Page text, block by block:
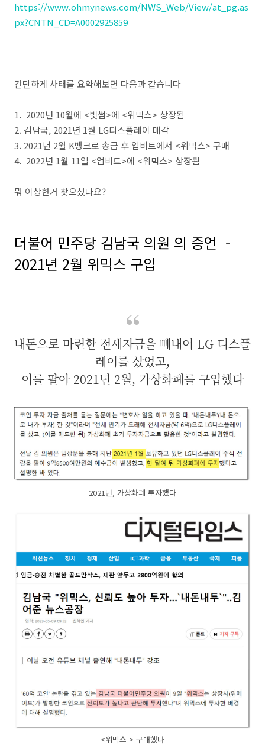
https://www.ohmynews.com/NWS_Web/View/at_pg.as
px?CNTN_CD=A0002925859
간단하게 사태를 요약해보면 다음과 같습니다
1. 2020년 10월에 <빗썸>에 <위믹스> 상장됨
2. 김남국, 2021년 1월 LG디스플레이 매각
3. 2021년 2월 K뱅크로 송금 후 업비트에서 <위믹스> 구매
4. 2022년 1월 11일 <업비트>에 <위믹스> 상장됨
뭐 이상한거 찾으셨나요?
더불어 민주당 김남국 의원 의 증언 -
2021년 2월 위믹스 구입
내돈으로 마련한 전세자금을 빼내어 LG 디스플
레이를 샀었고,
이를 팔아 2021년 2월, 가상화폐를 구입했다
2021년, 가상화폐 투자했다
<위믹스 > 구매했다